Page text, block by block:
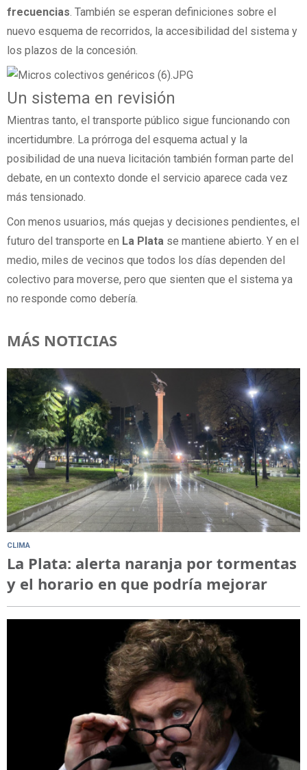
frecuencias. También se esperan definiciones sobre el
nuevo esquema de recorridos, la accesibilidad del sistema y
los plazos de la concesión.
Un sistema en revisión
Mientras tanto, el transporte público sigue funcionando con
incertidumbre. La prórroga del esquema actual y la
posibilidad de una nueva licitación también forman parte del
debate, en un contexto donde el servicio aparece cada vez
más tensionado.
Con menos usuarios, más quejas y decisiones pendientes, el
futuro del transporte en La Plata se mantiene abierto. Y en el
medio, miles de vecinos que todos los días dependen del
colectivo para moverse, pero que sienten que el sistema ya
no responde como debería.
MÁS NOTICIAS
CLIMA
La Plata: alerta naranja por tormentas
y el horario en que podría mejorar